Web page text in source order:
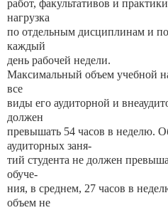
работ, факультативов и
нагрузка
по отдельным дисциплинам и
каждый
день рабочей недели.
Максимальный объем учебной
все
виды его аудиторной и
должен
превышать 54 часов в неделю.
аудиторных заня-
тий студента не должен
обуче-
ния, в среднем, 27 часов в
объем не